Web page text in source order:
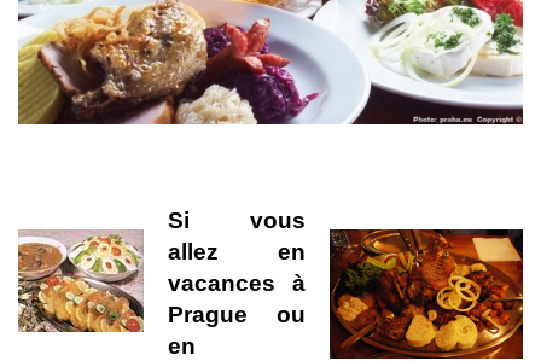
Si vous
allez en
vacances à
Prague ou
en